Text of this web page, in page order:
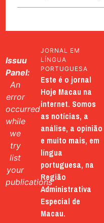
Issuu
Panel:
An
error
occurred
while
we
try
list
your
publications
JORNAL EM
LÍNGUA
PORTUGUESA
Este é o jornal
Hoje Macau na
internet. Somos
as notícias, a
análise, a opinião
e muito mais, em
língua
portuguesa, na
Região
Administrativa
Especial de
Macau.